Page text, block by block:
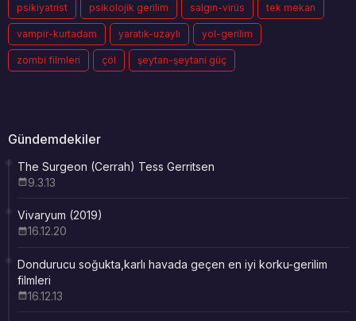
psikiyatrist psikolojik gerilim salgın-virüs tek mekan
vampir-kurtadam yaratık-uzaylı yol-gerilim
zombi filmleri çöl şeytan-şeytani güç
Gündemdekiler
The Surgeon (Cerrah) Tess Gerritsen
9.3.13
Vivaryum (2019)
16.12.20
Dondurucu soğukta,karlı havada geçen en iyi korku-gerilim
filmleri
16.12.13